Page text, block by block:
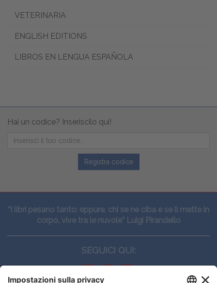
VETERINARIA
ENGLISH EDITIONS
LIBROS EN LENGUA ESPAÑOLA
Hai un codice? Inseriscilo qui!
Registra codice
“I libri pesano tanto: eppure, chi se ne ciba e se li mette in
corpo, vive tra le nuvole” Luigi Pirandello
SEGUICI QUI: